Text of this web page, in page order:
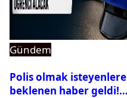
Gündem
Polis olmak isteyenlere
beklenen haber geldi!